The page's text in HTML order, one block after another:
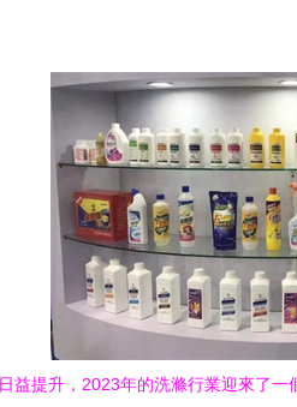
益提升，2023年的洗滌行業迎來了